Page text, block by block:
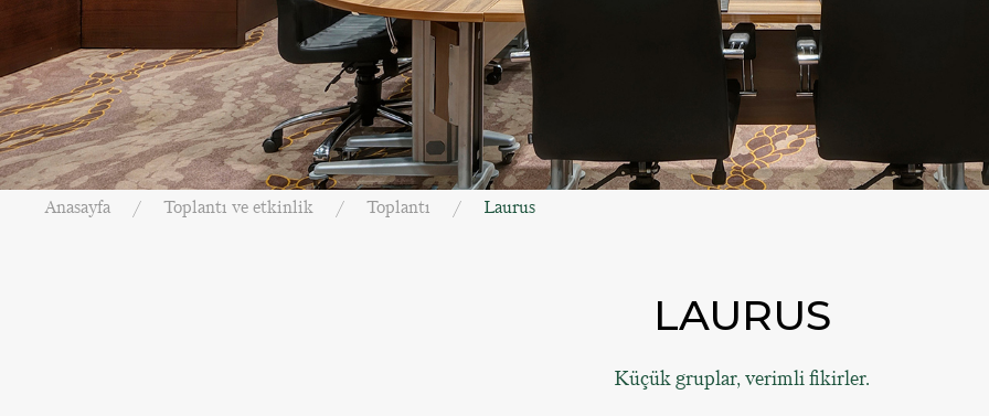
Anasayfa Toplantı ve etkinlik Toplantı Laurus
LAURUS
Küçük gruplar, verimli fikirler.